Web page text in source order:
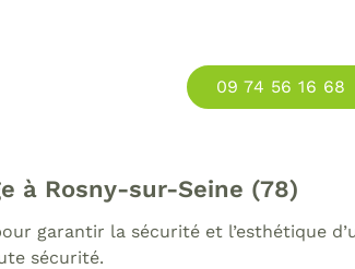
09 74 56 16 68
à Rosny-sur-Seine (78)
garantir la sécurité et l’esthétique
sécurité.